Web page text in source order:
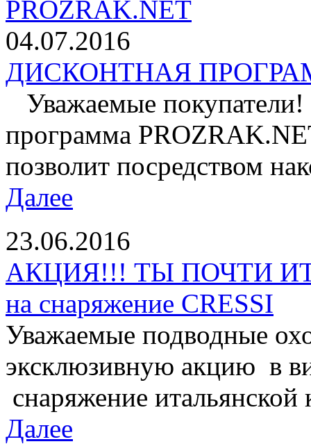
04.07.2016
ДИСКОНТНАЯ
Уважаемые покупатели!
программа
позволит посредством
Далее
23.06.2016
АКЦИЯ!!! ТЫ ПОЧТИ
на снаряжение CRESSI
Уважаемые подводные
эксклюзивную акцию в
снаряжение
Далее